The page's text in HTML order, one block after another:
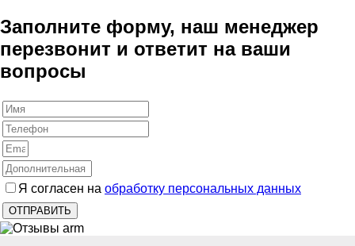
Заполните форму, наш менеджер
перезвонит и ответит на ваши
вопросы
Я согласен на обработку персональных данных